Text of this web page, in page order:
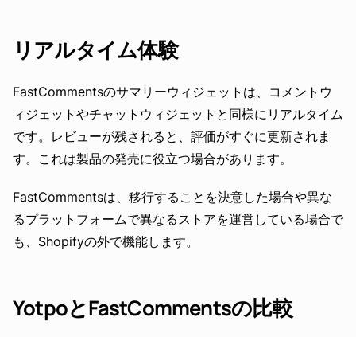
リアルタイム体験
FastCommentsのサマリーウィジェットは、コメントウ
ィジェットやチャットウィジェットと同様にリアルタイム
です。レビューが残されると、評価がすぐに更新されま
す。これは製品の発売に役立つ場合があります。
FastCommentsは、移行することを決意した場合や異な
るプラットフォームで異なるストアを運営している場合で
も、Shopifyの外で機能します。
YotpoとFastCommentsの比較